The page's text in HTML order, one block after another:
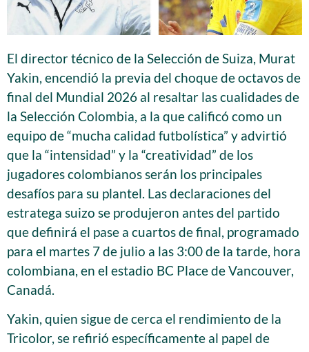
El director técnico de la Selección de Suiza, Murat
Yakin, encendió la previa del choque de octavos de
final del Mundial 2026 al resaltar las cualidades de
la Selección Colombia, a la que calificó como un
equipo de “mucha calidad futbolística” y advirtió
que la “intensidad” y la “creatividad” de los
jugadores colombianos serán los principales
desafíos para su plantel. Las declaraciones del
estratega suizo se produjeron antes del partido
que definirá el pase a cuartos de final, programado
para el martes 7 de julio a las 3:00 de la tarde, hora
colombiana, en el estadio BC Place de Vancouver,
Canadá.
Yakin, quien sigue de cerca el rendimiento de la
Tricolor, se refirió específicamente al papel de